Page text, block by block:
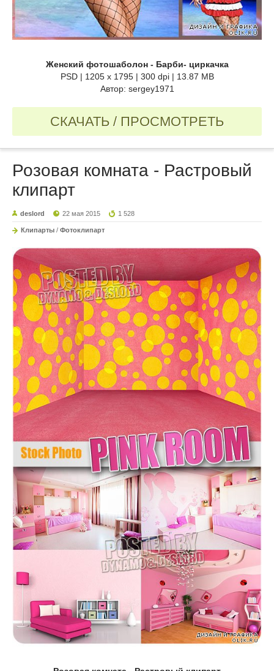
Женский фотошаболон - Барби- циркачка
PSD | 1205 x 1795 | 300 dpi | 13.87 MB
Автор: sergey1971
СКАЧАТЬ / ПРОСМОТРЕТЬ
Розовая комната - Растровый
клипарт
deslord 22 мая 2015 1 528
Клипарты / Фотоклипарт